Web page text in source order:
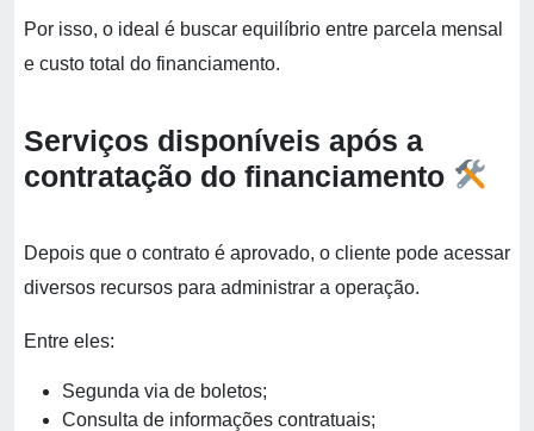
Por isso, o ideal é buscar equilíbrio entre parcela mensal
e custo total do financiamento.
Serviços disponíveis após a
contratação do financiamento
Depois que o contrato é aprovado, o cliente pode acessar
diversos recursos para administrar a operação.
Entre eles:
Segunda via de boletos;
Consulta de informações contratuais;